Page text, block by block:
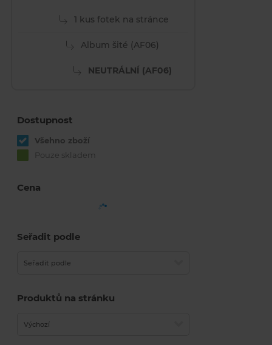
1 kus fotek na stránce
Album šité (AF06)
NEUTRÁLNÍ (AF06)
Dostupnost
Všehno zboží
Pouze skladem
Cena
Seřadit podle
Seřadit podle
Produktů na stránku
Výchozí